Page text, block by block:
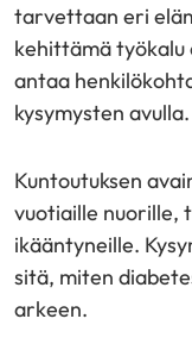
tarvettaan eri
kehittämä työkalu
antaa
kysymysten avulla.
Kuntoutuksen
vuotiaille nuorille,
ikääntyneille.
sitä, miten
arkeen.